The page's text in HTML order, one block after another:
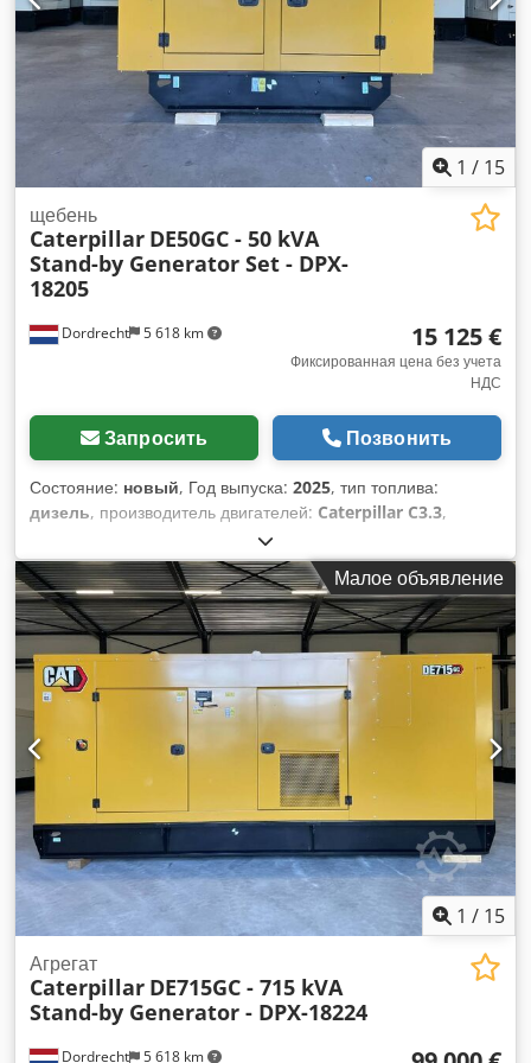
1 / 15
Dordrecht 5 618 km
щебень
Caterpillar DE50GC - 50 kVA
Stand-by Generator Set - DPX-
18205
15 125 €
Фиксированная цена без учета
НДС
Запросить Позвонить
Состояние: новый, Год выпуска: 2025, тип топлива:
дизель, производитель двигателей: Caterpillar C3.3,
Область применения: строительство Собственный вес: 889
кг Мощность генератора: 50 кВА Размеры грузового отсека:
230 x 96 x 140 см Сертификация CE: да Объем водяного
бака: 103 л Свяжитесь с командой DPX для получения
дополнительной информации. = Дополнительные опции и
аксессуары = - Аккумулятор - Панель управления Dsdpfx
Akjy R I Htekskr - Стальная крыша - Бак
Малое объявление
1 / 15
Dordrecht 5 618 km
Агрегат
Caterpillar DE715GC - 715 kVA
Stand-by Generator - DPX-18224